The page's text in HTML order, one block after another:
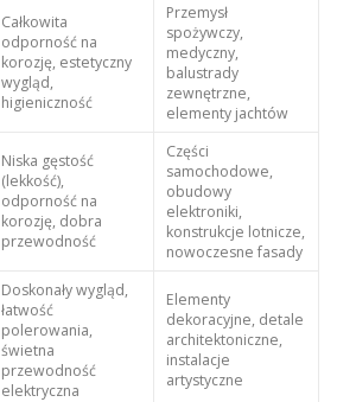
Całkowita
odporność na
korozję, estetyczny
wygląd,
higieniczność
Przemysł
spożywczy,
medyczny,
balustrady
zewnętrzne,
elementy jachtów
Niska gęstość
(lekkość),
odporność na
korozję, dobra
przewodność
Części
samochodowe,
obudowy
elektroniki,
konstrukcje lotnicze,
nowoczesne fasady
Doskonały wygląd,
łatwość
polerowania,
świetna
przewodność
elektryczna
Elementy
dekoracyjne, detale
architektoniczne,
instalacje
artystyczne